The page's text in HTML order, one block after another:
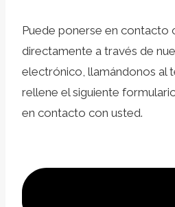
Puede ponerse en contacto
directamente a través de
electrónico, llamándonos al
rellene el siguiente
en contacto con usted.